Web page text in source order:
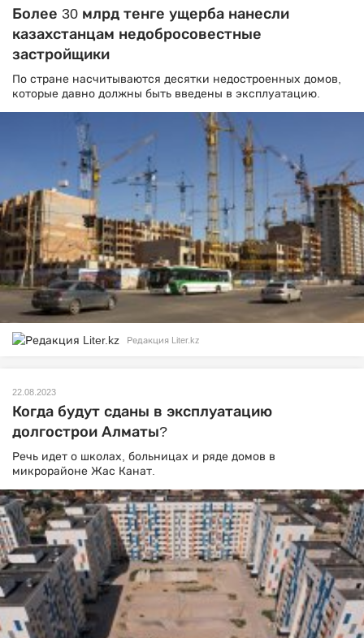
Более 30 млрд тенге ущерба нанесли
казахстанцам недобросовестные
застройщики
По стране насчитываются десятки недостроенных домов,
которые давно должны быть введены в эксплуатацию.
Редакция Liter.kz
22.08.2023
Когда будут сданы в эксплуатацию
долгострои Алматы?
Речь идет о школах, больницах и ряде домов в
микрорайоне Жас Канат.